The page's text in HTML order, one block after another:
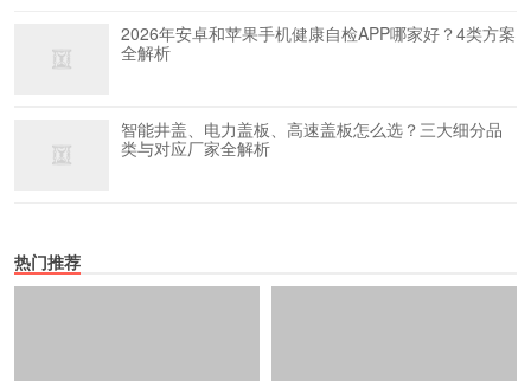
2026年安卓和苹果手机健康自检APP哪家好？4类方案
全解析
智能井盖、电力盖板、高速盖板怎么选？三大细分品
类与对应厂家全解析
热门推荐